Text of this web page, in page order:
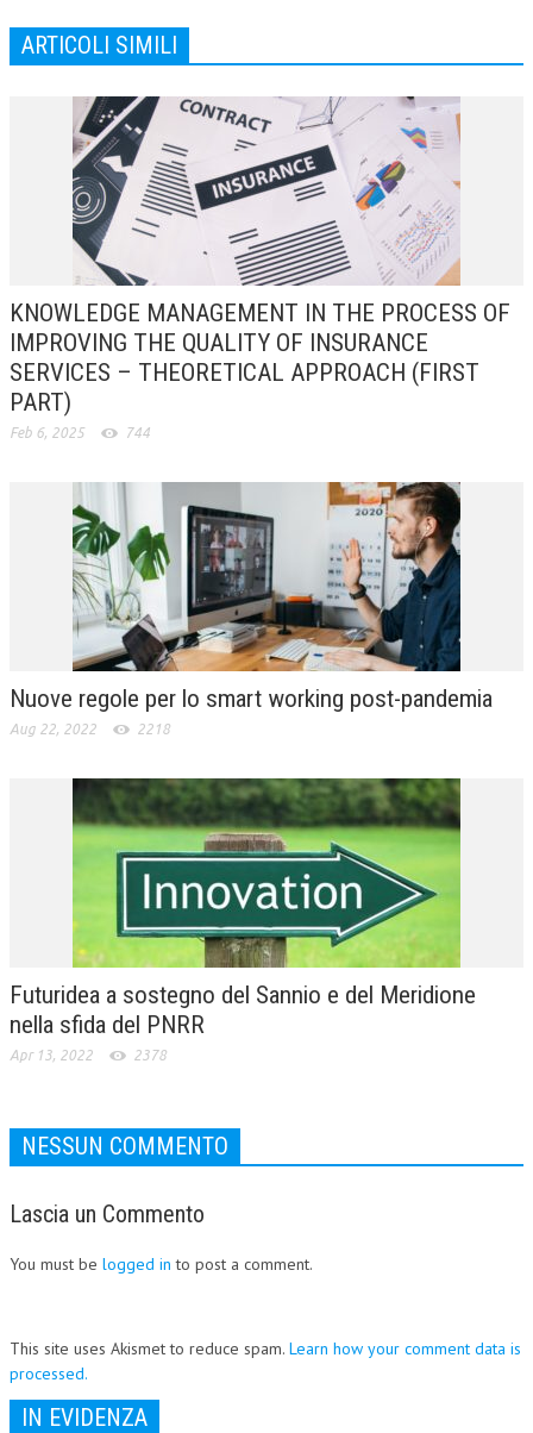
DIRITTO DEL WEB
CRIMINOLOGIA E CRIMINALISTICA
SICUREZZA SUL LAVORO
FISCO
DIRITTO TRIBUTARIO
FISCALITÀ INTERNAZIONALE
TAX RISK MANAGEMENT
CRIMINOLOGIA TRIBUTARIA
CFC E PARADISI FISCALI
TRANSFER PRICING
PRASSI
AMMINISTRATIVA
TRIBUTARIA
GIURISPRUDENZA
EUROPEA
CIVILE
TRIBUTARIA
CORSI ENTI TERZI
TELEGRAM
DOCUMENTI
MANUALI E MONOGRAFIE
INVITI E PROMOZIONI
ARTICOLI SIMILI
KNOWLEDGE MANAGEMENT IN THE PROCESS OF
IMPROVING THE QUALITY OF INSURANCE
SERVICES – THEORETICAL APPROACH (FIRST
PART)
Feb 6, 2025 744
Nuove regole per lo smart working post-pandemia
Aug 22, 2022 2218
Futuridea a sostegno del Sannio e del Meridione
nella sfida del PNRR
Apr 13, 2022 2378
NESSUN COMMENTO
Lascia un Commento
You must be logged in to post a comment.
This site uses Akismet to reduce spam. Learn how your comment data is
processed.
IN EVIDENZA